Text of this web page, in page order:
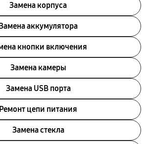
Замена корпуса
аккумулятора
кнопки включения
Замена камеры
Замена USB порта
Ремонт цепи питания
Замена стекла